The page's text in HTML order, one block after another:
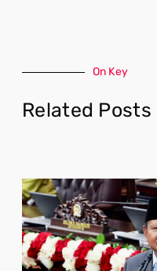
On Key
Related Posts